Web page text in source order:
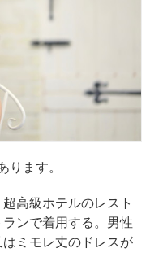
ります。
高級ホテルのレスト
ンで着用する。男性
ミモレ丈のドレスが